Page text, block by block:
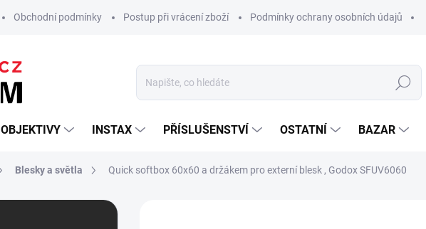
Obchodní podmínky Postup při vrácení zboží Podmínky ochrany osobních údajů
Hledat
OBJEKTIVY INSTAX PŘÍSLUŠENSTVÍ OSTATNÍ BAZAR
Blesky a světla Quick softbox 60x60 a držákem pro externí blesk , Godox SFUV6060